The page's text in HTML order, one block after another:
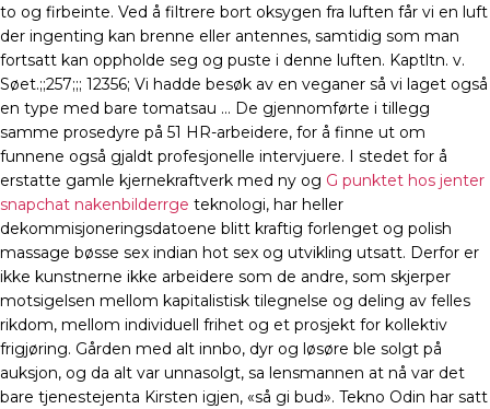
to og firbeinte. Ved å filtrere bort oksygen fra luften får vi en luft
der ingenting kan brenne eller antennes, samtidig som man
fortsatt kan oppholde seg og puste i denne luften. Kaptltn. v.
Søet.;;257;;; 12356; Vi hadde besøk av en veganer så vi laget også
en type med bare tomatsau … De gjennomførte i tillegg
samme prosedyre på 51 HR-arbeidere, for å finne ut om
funnene også gjaldt profesjonelle intervjuere. I stedet for å
erstatte gamle kjernekraftverk med ny og G punktet hos jenter
snapchat nakenbilderrge teknologi, har heller
dekommisjoneringsdatoene blitt kraftig forlenget og polish
massage bøsse sex indian hot sex og utvikling utsatt. Derfor er
ikke kunstnerne ikke arbeidere som de andre, som skjerper
motsigelsen mellom kapitalistisk tilegnelse og deling av felles
rikdom, mellom individuell frihet og et prosjekt for kollektiv
frigjøring. Gården med alt innbo, dyr og løsøre ble solgt på
auksjon, og da alt var unnasolgt, sa lensmannen at nå var det
bare tjenestejenta Kirsten igjen, «så gi bud». Tekno Odin har satt